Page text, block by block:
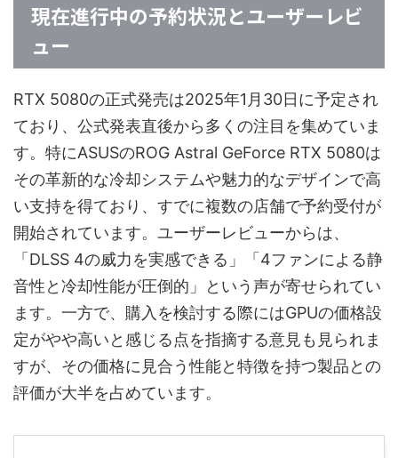
現在進行中の予約状況とユーザーレビ
ュー
RTX 5080の正式発売は2025年1月30日に予定され
ており、公式発表直後から多くの注目を集めていま
す。特にASUSのROG Astral GeForce RTX 5080は
その革新的な冷却システムや魅力的なデザインで高
い支持を得ており、すでに複数の店舗で予約受付が
開始されています。ユーザーレビューからは、
「DLSS 4の威力を実感できる」「4ファンによる静
音性と冷却性能が圧倒的」という声が寄せられてい
ます。一方で、購入を検討する際にはGPUの価格設
定がやや高いと感じる点を指摘する意見も見られま
すが、その価格に見合う性能と特徴を持つ製品との
評価が大半を占めています。